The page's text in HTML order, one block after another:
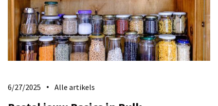
6/27/2025 Alle artikels